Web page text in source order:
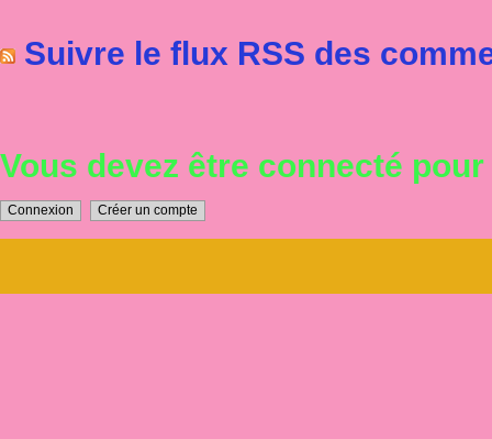
Suivre le flux RSS des
Vous devez être connecté